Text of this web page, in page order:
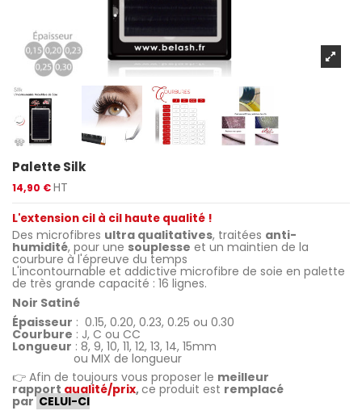
Palette Silk
14,90 €HT
L'extension cil à cil haute qualité !
Des microfibres ultra qualitatives, traitées anti-
humidité, pour une souplesse et un maintien de la
courbure à l'épreuve du temps
L'incontournable et addictive microfibre de soie en palette
de très grande capacité : 16 lignes.
Noir Satiné
Épaisseur : 0.15, 0.20, 0.23, 0.25 ou 0.30
Courbure : J, C ou CC
Longueur : 8, 9, 10, 11, 12, 13, 14, 15mm
ou MIX de longueur
👉 Afin de toujours vous proposer le meilleur
rapportqualité/prix,ce produit est remplacé
par CELUI-CI